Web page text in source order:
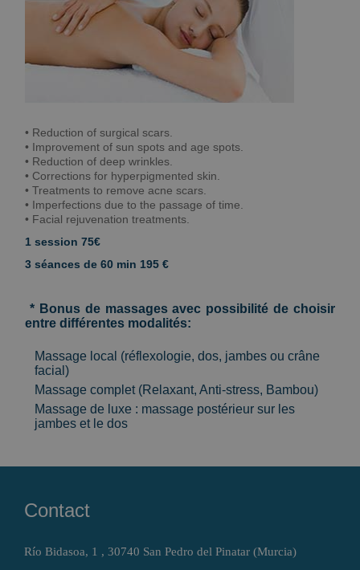
• Reduction of surgical scars.
• Improvement of sun spots and age spots.
• Reduction of deep wrinkles.
• Corrections for hyperpigmented skin.
• Treatments to remove acne scars.
• Imperfections due to the passage of time.
• Facial rejuvenation treatments.
1 session 75€
3 séances de 60 min 195 €
* Bonus de massages avec possibilité de choisir
entre différentes modalités:
Massage local (réflexologie, dos, jambes ou crâne
facial)
Massage complet (Relaxant, Anti-stress, Bambou)
Massage de luxe : massage postérieur sur les
jambes et le dos
Contact
Río Bidasoa, 1 , 30740 San Pedro del Pinatar (Murcia)